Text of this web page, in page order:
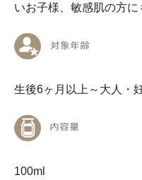
いお子様、敏感肌の方に
生後6ヶ月以上～大人・
100ml